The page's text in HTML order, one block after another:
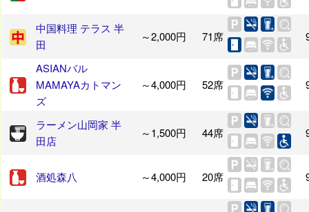
中国料理 テラス 半
田
～2,000円 71席
ASIANバル
MAMAYAカトマン
ズ
～4,000円 52席
ラーメン山岡家 半
田店
～1,500円 44席
酒処森八 ～4,000円 20席